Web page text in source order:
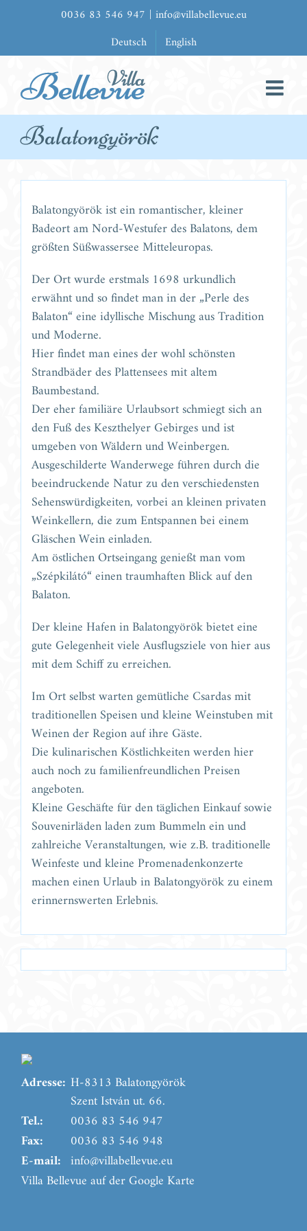
0036 83 546 947 | info@villabellevue.eu
Deutsch
English
Balatongyörök
Balatongyörök ist ein romantischer, kleiner
Badeort am Nord-Westufer des Balatons, dem
größten Süßwassersee Mitteleuropas.
Der Ort wurde erstmals 1698 urkundlich
erwähnt und so findet man in der „Perle des
Balaton“ eine idyllische Mischung aus Tradition
und Moderne.
Hier findet man eines der wohl schönsten
Strandbäder des Plattensees mit altem
Baumbestand.
Der eher familiäre Urlaubsort schmiegt sich an
den Fuß des Keszthelyer Gebirges und ist
umgeben von Wäldern und Weinbergen.
Ausgeschilderte Wanderwege führen durch die
beeindruckende Natur zu den verschiedensten
Sehenswürdigkeiten, vorbei an kleinen privaten
Weinkellern, die zum Entspannen bei einem
Gläschen Wein einladen.
Am östlichen Ortseingang genießt man vom
„Szépkilátó“ einen traumhaften Blick auf den
Balaton.
Der kleine Hafen in Balatongyörök bietet eine
gute Gelegenheit viele Ausflugsziele von hier aus
mit dem Schiff zu erreichen.
Im Ort selbst warten gemütliche Csardas mit
traditionellen Speisen und kleine Weinstuben mit
Weinen der Region auf ihre Gäste.
Die kulinarischen Köstlichkeiten werden hier
auch noch zu familienfreundlichen Preisen
angeboten.
Kleine Geschäfte für den täglichen Einkauf sowie
Souvenirläden laden zum Bummeln ein und
zahlreiche Veranstaltungen, wie z.B. traditionelle
Weinfeste und kleine Promenadenkonzerte
machen einen Urlaub in Balatongyörök zu einem
erinnernswerten Erlebnis.
Adresse: H-8313 Balatongyörök
Szent István ut. 66.
Tel.:
0036 83 546 947
Fax:
0036 83 546 948
E-mail: info@villabellevue.eu
Villa Bellevue auf der Google Karte